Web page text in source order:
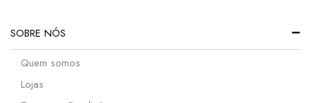
SOBRE NÓS
Quem somos
Lojas